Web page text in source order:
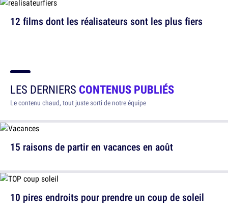
12 films dont les réalisateurs sont les plus fiers
LES DERNIERS CONTENUS PUBLIÉS
Le contenu chaud, tout juste sorti de notre équipe
15 raisons de partir en vacances en août
10 pires endroits pour prendre un coup de soleil